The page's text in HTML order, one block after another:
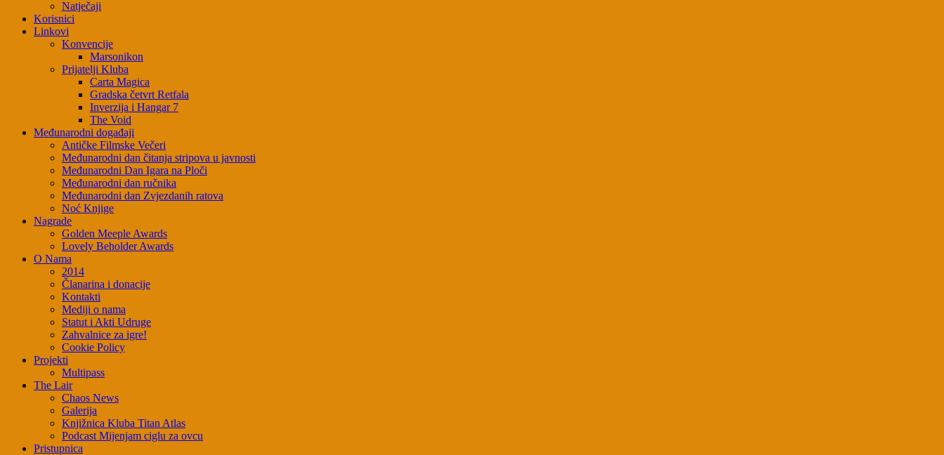
Natječaji
Korisnici
Linkovi
Konvencije
Marsonikon
Prijatelji Kluba
Carta Magica
Gradska četvrt Retfala
Inverzija i Hangar 7
The Void
Međunarodni događaji
Antičke Filmske Večeri
Međunarodni dan čitanja stripova u javnosti
Međunarodni Dan Igara na Ploči
Međunarodni dan ručnika
Međunarodni dan Zvjezdanih ratova
Noć Knjige
Nagrade
Golden Meeple Awards
Lovely Beholder Awards
O Nama
2014
Članarina i donacije
Kontakti
Mediji o nama
Statut i Akti Udruge
Zahvalnice za igre!
Cookie Policy
Projekti
Multipass
The Lair
Chaos News
Galerija
Knjižnica Kluba Titan Atlas
Podcast Mijenjam ciglu za ovcu
Pristupnica